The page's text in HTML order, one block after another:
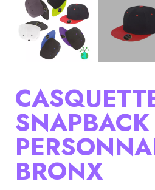
SNAPBACK
BRONX